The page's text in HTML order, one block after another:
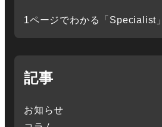
1ページでわかる「Specialist」
記事
お知らせ